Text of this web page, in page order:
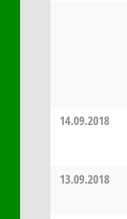
14.09.2018
13.09.2018